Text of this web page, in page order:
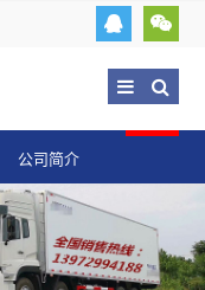
公司简介